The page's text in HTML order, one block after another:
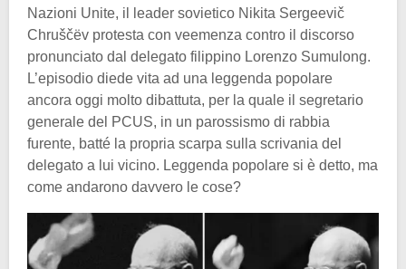
Nazioni Unite, il leader sovietico Nikita Sergeevič
Chruščëv protesta con veemenza contro il discorso
pronunciato dal delegato filippino Lorenzo Sumulong.
L’episodio diede vita ad una leggenda popolare
ancora oggi molto dibattuta, per la quale il segretario
generale del PCUS, in un parossismo di rabbia
furente, batté la propria scarpa sulla scrivania del
delegato a lui vicino. Leggenda popolare si è detto, ma
come andarono davvero le cose?